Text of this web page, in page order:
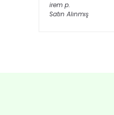
irem p.
Satın Alınmış